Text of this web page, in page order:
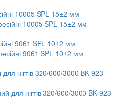
10005 SPL 15±2 мм
9061 SPL 10±2 мм
нігтів 320/600/3000 BK-923